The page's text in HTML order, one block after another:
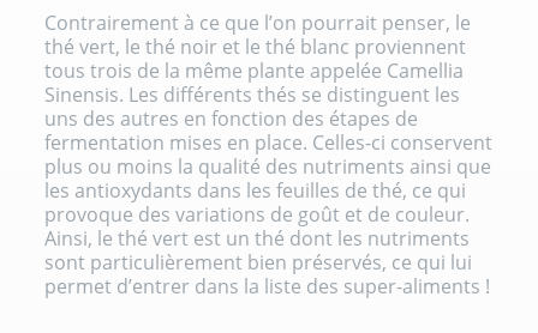
Contrairement à ce que l’on pourrait penser, le
thé vert, le thé noir et le thé blanc proviennent
tous trois de la même plante appelée Camellia
Sinensis. Les différents thés se distinguent les
uns des autres en fonction des étapes de
fermentation mises en place. Celles-ci conservent
plus ou moins la qualité des nutriments ainsi que
les antioxydants dans les feuilles de thé, ce qui
provoque des variations de goût et de couleur.
Ainsi, le thé vert est un thé dont les nutriments
sont particulièrement bien préservés, ce qui lui
permet d’entrer dans la liste des super-aliments !